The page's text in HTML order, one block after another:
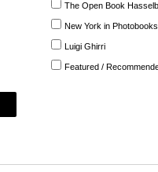
The Open Book
New York in Photobooks
Luigi Ghirri
Featured /